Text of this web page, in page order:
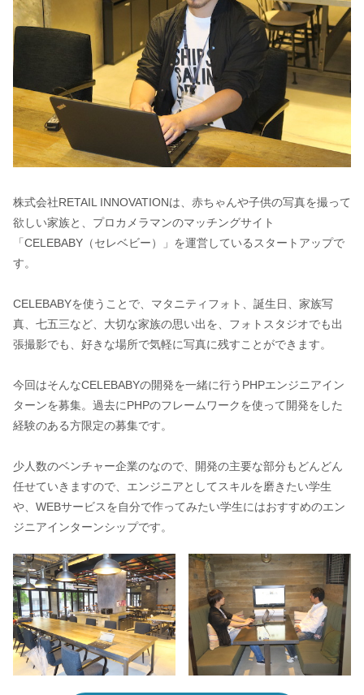
株式会社RETAIL INNOVATIONは、赤ちゃんや子供の写真を撮って
欲しい家族と、プロカメラマンのマッチングサイト
「CELEBABY（セレベビー）」を運営しているスタートアップで
す。
CELEBABYを使うことで、マタニティフォト、誕生日、家族写
真、七五三など、大切な家族の思い出を、フォトスタジオでも出
張撮影でも、好きな場所で気軽に写真に残すことができます。
今回はそんなCELEBABYの開発を一緒に行うPHPエンジニアイン
ターンを募集。過去にPHPのフレームワークを使って開発をした
経験のある方限定の募集です。
少人数のベンチャー企業のなので、開発の主要な部分もどんどん
任せていきますので、エンジニアとしてスキルを磨きたい学生
や、WEBサービスを自分で作ってみたい学生にはおすすめのエン
ジニアインターンシップです。